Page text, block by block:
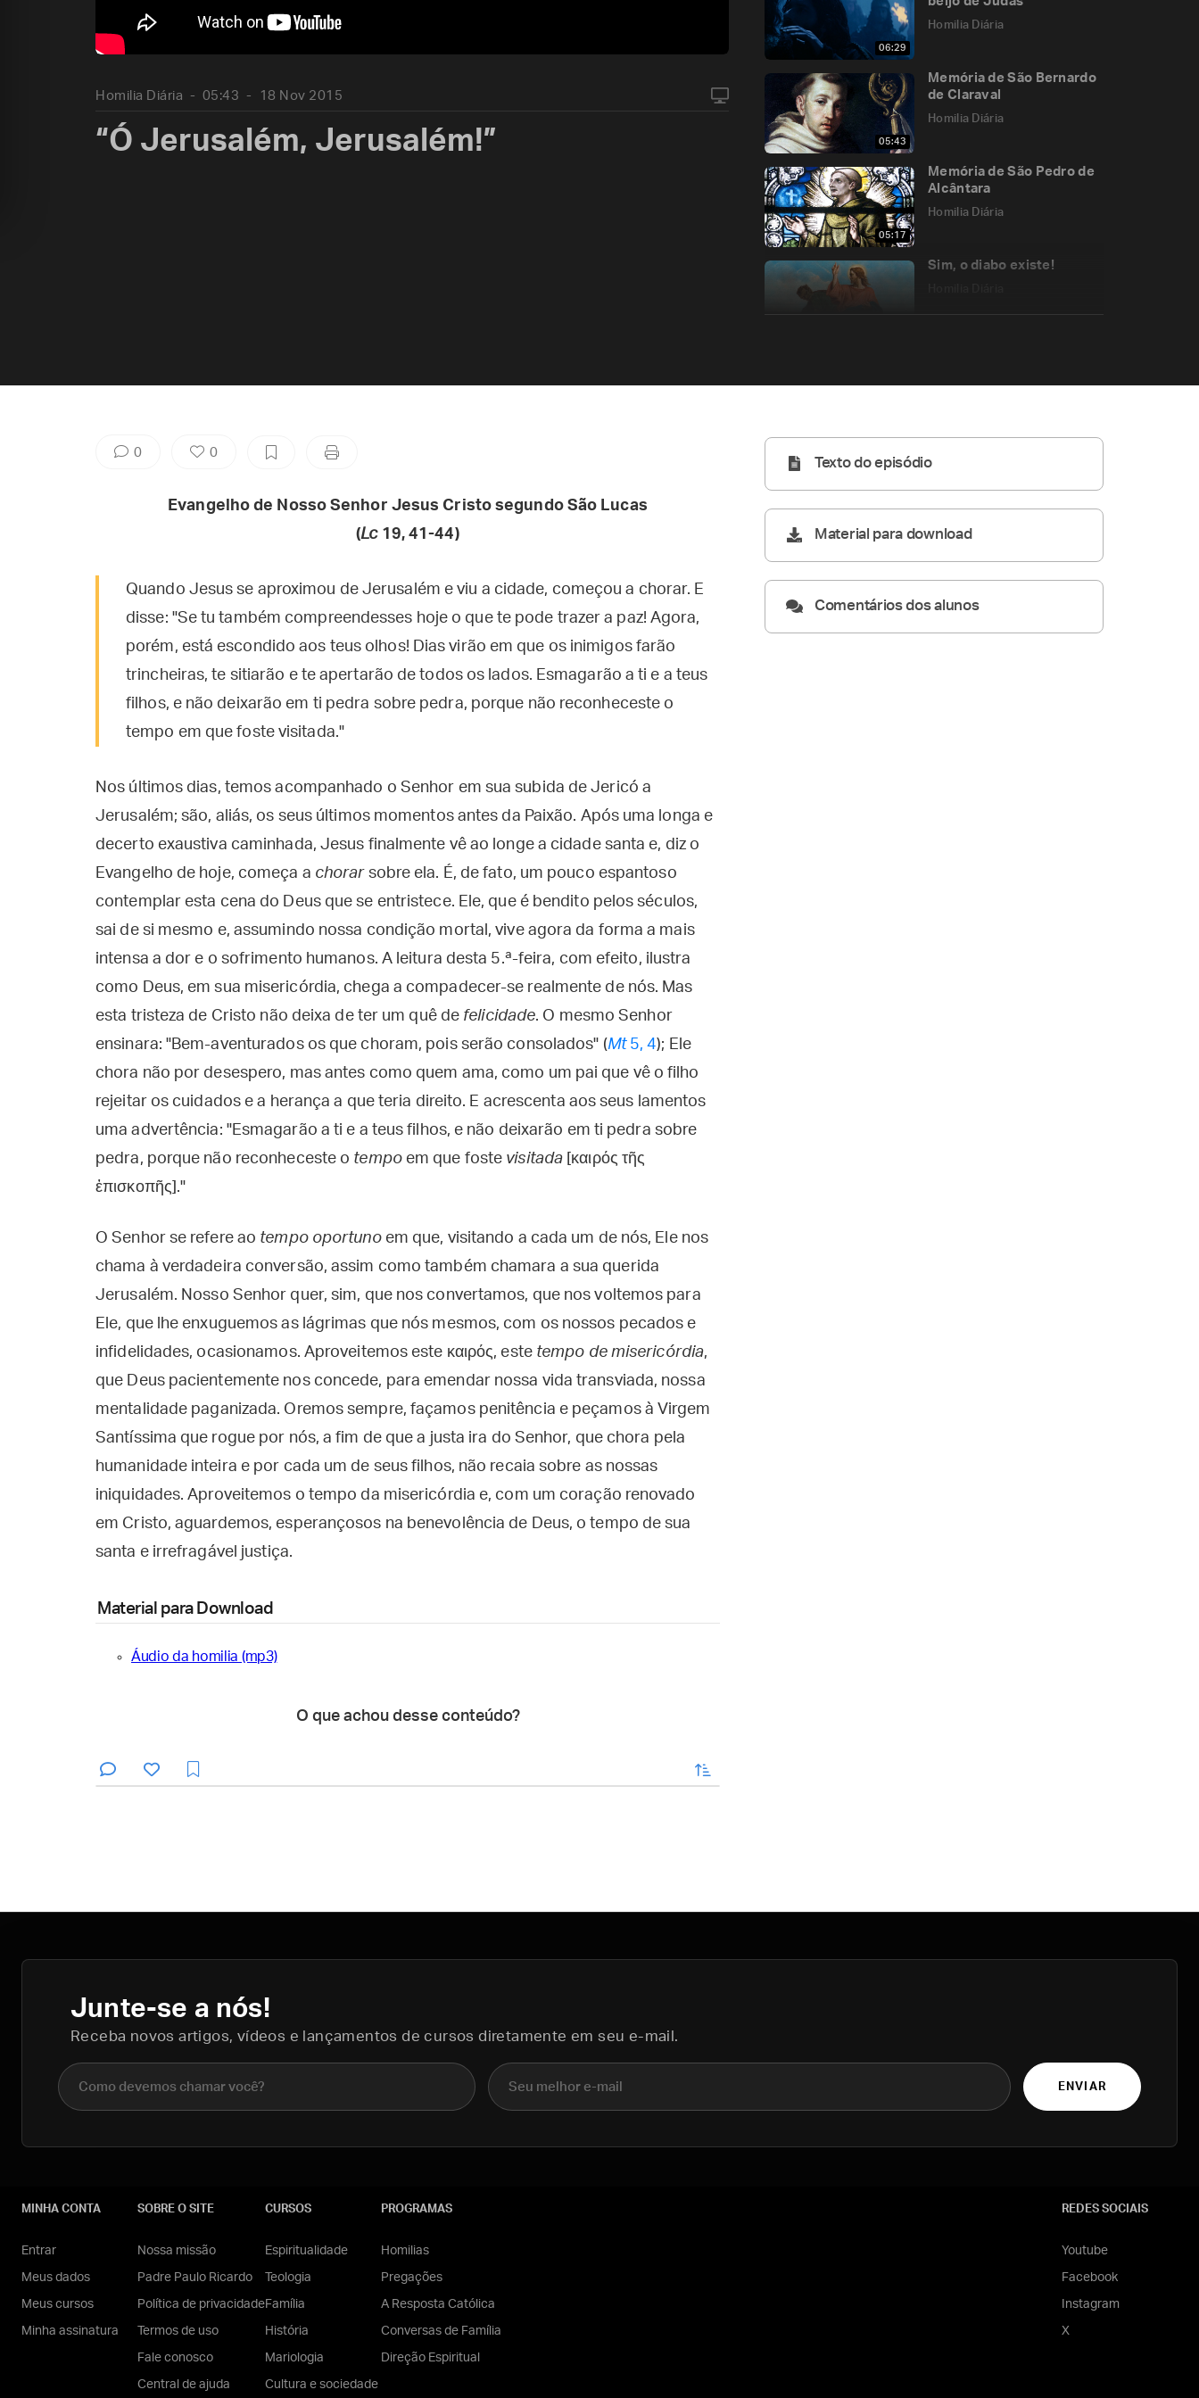
06:29
Homilia Diária
05:43
Memória de São Bernardo
de Claraval
Homilia Diária
05:17
Memória de São Pedro de
Alcântara
Homilia Diária
Sim, o diabo existe!
Homilia Diária 05:43 18 Nov 2015
“Ó Jerusalém, Jerusalém!”
0 0
Evangelho de Nosso Senhor Jesus Cristo segundo São Lucas
(Lc19, 41-44)
Quando Jesus se aproximou de Jerusalém e viu a cidade, começou a chorar. E
disse: "Se tu também compreendesses hoje o que te pode trazer a paz! Agora,
porém, está escondido aos teus olhos! Dias virão em que os inimigos farão
trincheiras, te sitiarão e te apertarão de todos os lados. Esmagarão a ti e a teus
filhos, e não deixarão em ti pedra sobre pedra, porque não reconheceste o
tempo em que foste visitada."
Nos últimos dias, temos acompanhado o Senhor em sua subida de Jericó a
Jerusalém; são, aliás, os seus últimos momentos antes da Paixão. Após uma longa e
decerto exaustiva caminhada, Jesus finalmente vê ao longe a cidade santa e, diz o
Evangelho de hoje, começa a chorarsobre ela. É, de fato, um pouco espantoso
contemplar esta cena do Deus que se entristece. Ele, que é bendito pelos séculos,
sai de si mesmo e, assumindo nossa condição mortal, vive agora da forma a mais
intensa a dor e o sofrimento humanos. A leitura desta 5.ª-feira, com efeito, ilustra
como Deus, em sua misericórdia, chega a compadecer-se realmente de nós. Mas
esta tristeza de Cristo não deixa de ter um quê de felicidade. O mesmo Senhor
ensinara: "Bem-aventurados os que choram, pois serão consolados" (Mt5, 4); Ele
chora não por desespero, mas antes como quem ama, como um pai que vê o filho
rejeitar os cuidados e a herança a que teria direito. E acrescenta aos seus lamentos
uma advertência: "Esmagarão a ti e a teus filhos, e não deixarão em ti pedra sobre
pedra, porque não reconheceste o tempo em que foste visitada [καιρός τῆς
ἐπισκοπῆς]."
O Senhor se refere ao tempo oportunoem que, visitando a cada um de nós, Ele nos
chama à verdadeira conversão, assim como também chamara a sua querida
Jerusalém. Nosso Senhor quer, sim, que nos convertamos, que nos voltemos para
Ele, que lhe enxuguemos as lágrimas que nós mesmos, com os nossos pecados e
infidelidades, ocasionamos. Aproveitemos este καιρός, este tempo de misericórdia,
que Deus pacientemente nos concede, para emendar nossa vida transviada, nossa
mentalidade paganizada. Oremos sempre, façamos penitência e peçamos à Virgem
Santíssima que rogue por nós, a fim de que a justa ira do Senhor, que chora pela
humanidade inteira e por cada um de seus filhos, não recaia sobre as nossas
iniquidades. Aproveitemos o tempo da misericórdia e, com um coração renovado
em Cristo, aguardemos, esperançosos na benevolência de Deus, o tempo de sua
santa e irrefragável justiça.
Material para Download
Áudio da homilia (mp3)
O que achou desse conteúdo?
enviar
Texto do episódio
Material para download
Comentários dos alunos
Junte-se a nós!
Receba novos artigos, vídeos e lançamentos de cursos diretamente em seu e-mail.
Nome completo E-mail
ENVIAR
MINHA CONTA
Entrar
Meus dados
Meus cursos
Minha assinatura
SOBRE O SITE
Nossa missão
Padre Paulo Ricardo
Política de privacidade
Termos de uso
Fale conosco
Central de ajuda
CURSOS
Espiritualidade
Teologia
Família
História
Mariologia
Cultura e sociedade
PROGRAMAS
Homilias
Pregações
A Resposta Católica
Conversas de Família
Direção Espiritual
REDES SOCIAIS
Youtube
Facebook
Instagram
X